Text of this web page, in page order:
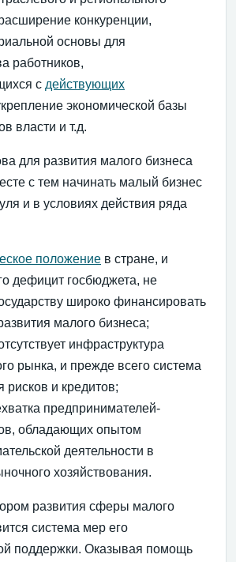
конкуренции,
основы для
работников,
с действующих
экономической базы
власти и т.д.
для развития малого бизнеса
с тем начинать малый бизнес
и в условиях действия ряда
положение в стране, и
дефицит госбюджета, не
широко финансировать
малого бизнеса;
инфраструктура
рынка, и прежде всего система
рисков и кредитов;
предпринимателей-
обладающих опытом
деятельности в
хозяйствования.
развития сферы малого
система мер его
поддержки. Оказывая помощь